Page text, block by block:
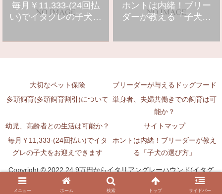
毎月￥11,333-(24回払
い)でイタグレの子犬を
ホントは内緒！ブリー
ダーが教える「子犬の
大切なペット保険
ブリーダーが与えるドッグフード
多頭飼育(多頭飼育割引)について 単身者、夫婦共働きでの飼育は可
能か？
幼児、高齢者との生活は可能か？
サイトマップ
毎月￥11,333-(24回払い)でイタ
グレの子犬をお迎えできます
ホントは内緒！ブリーダーが教え
る「子犬の選び方」
Copyright © 2022 24.9万円からイタリアングレーハウンド(イタグ
レ)とチワワの専門ブリーダー All Rights Reserved.
メニュー ホーム 検索 トップ サイドバー